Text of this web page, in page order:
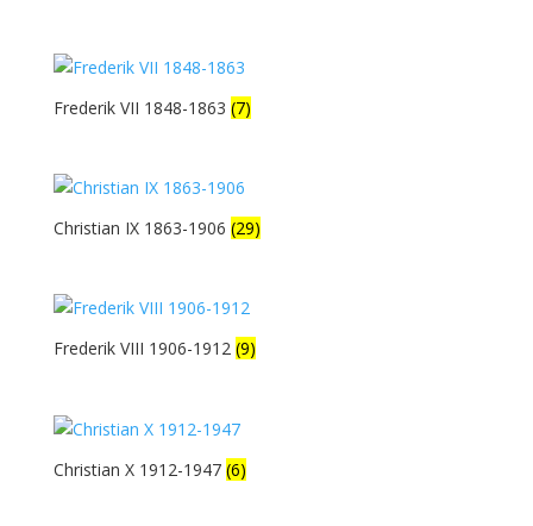
Frederik VII 1848-1863 (7)
Christian IX 1863-1906 (29)
Frederik VIII 1906-1912 (9)
Christian X 1912-1947 (6)